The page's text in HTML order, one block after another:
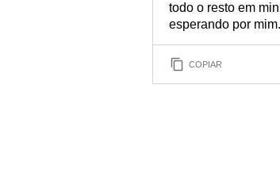
todo o resto em
esperando por
COPIAR